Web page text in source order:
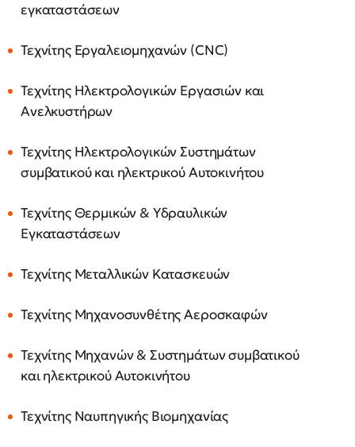
εγκαταστάσεων
Τεχνίτης Εργαλειομηχανών (CNC)
Τεχνίτης Ηλεκτρολογικών Εργασιών και
Ανελκυστήρων
Τεχνίτης Ηλεκτρολογικών Συστημάτων
συμβατικού και ηλεκτρικού Αυτοκινήτου
Τεχνίτης Θερμικών & Υδραυλικών
Εγκαταστάσεων
Τεχνίτης Μεταλλικών Κατασκευών
Τεχνίτης Μηχανοσυνθέτης Αεροσκαφών
Τεχνίτης Μηχανών & Συστημάτων συμβατικού
και ηλεκτρικού Αυτοκινήτου
Τεχνίτης Ναυπηγικής Βιομηχανίας